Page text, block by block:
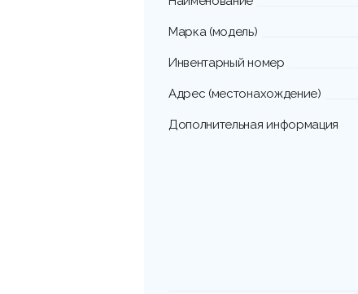
Марка (модель)
Инвентарный номер
Адрес (местонахождение)
Дополнительная информация